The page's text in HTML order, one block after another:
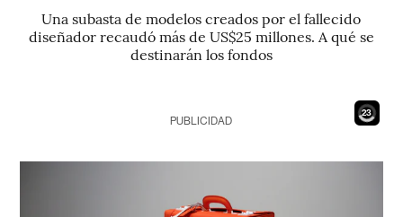
Una subasta de modelos creados por el fallecido
diseñador recaudó más de US$25 millones. A qué se
destinarán los fondos
21
PUBLICIDAD